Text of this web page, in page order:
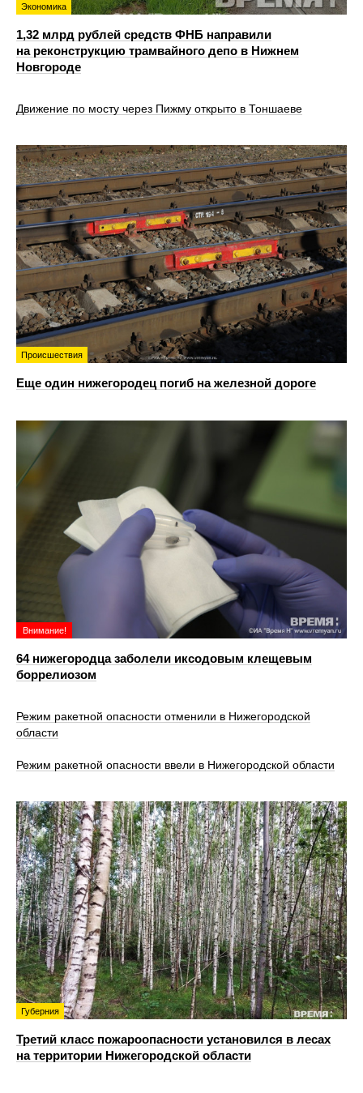
Экономика
1,32 млрд рублей средств ФНБ направили
на реконструкцию трамвайного депо в Нижнем
Новгороде
Движение по мосту через Пижму открыто в Тоншаеве
Происшествия
Еще один нижегородец погиб на железной дороге
Внимание!
64 нижегородца заболели иксодовым клещевым
боррелиозом
Режим ракетной опасности отменили в Нижегородской
области
Режим ракетной опасности ввели в Нижегородской области
Губерния
Третий класс пожароопасности установился в лесах
на территории Нижегородской области